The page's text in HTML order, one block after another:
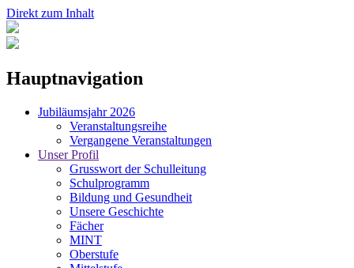
Direkt zum Inhalt
Hauptnavigation
Jubiläumsjahr 2026
Veranstaltungsreihe
Vergangene Veranstaltungen
Unser Profil
Grusswort der Schulleitung
Schulprogramm
Bildung und Gesundheit
Unsere Geschichte
Fächer
MINT
Oberstufe